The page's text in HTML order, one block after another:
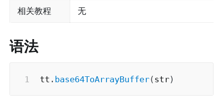
相关教程 无
语法
tt . base64ToArrayBuffer( str)